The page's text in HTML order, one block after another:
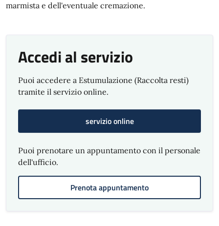
marmista e dell'eventuale cremazione.
Accedi al servizio
Puoi accedere a Estumulazione (Raccolta resti)
tramite il servizio online.
servizio online
Puoi prenotare un appuntamento con il personale
dell'ufficio.
Prenota appuntamento